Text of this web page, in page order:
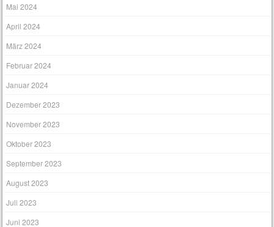
Mai 2024
April 2024
März 2024
Februar 2024
Januar 2024
Dezember 2023
November 2023
Oktober 2023
September 2023
August 2023
Juli 2023
Juni 2023